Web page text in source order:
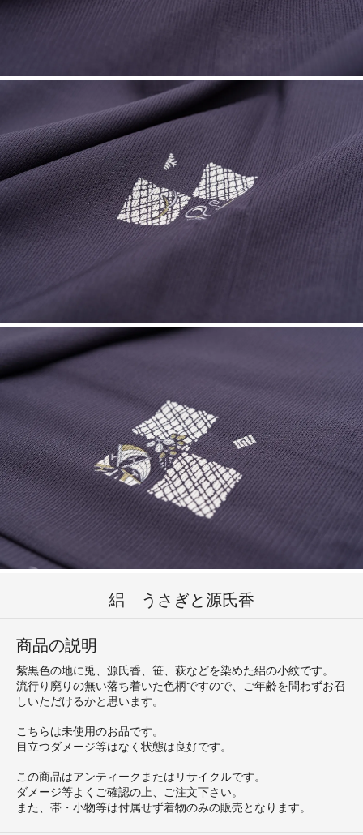
絽 うさぎと源氏香
商品の説明
紫黒色の地に兎、源氏香、笹、萩などを染めた絽の小紋です。
流行り廃りの無い落ち着いた色柄ですので、ご年齢を問わずお召
しいただけるかと思います。
こちらは未使用のお品です。
目立つダメージ等はなく状態は良好です。
この商品はアンティークまたはリサイクルです。
ダメージ等よくご確認の上、ご注文下さい。
また、帯・小物等は付属せず着物のみの販売となります。